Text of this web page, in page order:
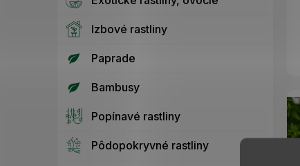
Izbové rastliny
Paprade
Bambusy
Popínavé rastliny
Pôdopokryvné rastliny